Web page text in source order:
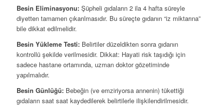
Besin Eliminasyonu:Şüpheli gıdaların 2 ila 4 hafta süreyle
diyetten tamamen çıkarılmasıdır. Bu süreçte gıdanın “iz miktarına”
bile dikkat edilmelidir.
Besin Yükleme Testi:Belirtiler düzeldikten sonra gıdanın
kontrollü şekilde verilmesidir. Dikkat: Hayati risk taşıdığı için
sadece hastane ortamında, uzman doktor gözetiminde
yapılmalıdır.
Besin Günlüğü:Bebeğin (ve emziriyorsa annenin) tükettiği
gıdaların saat saat kaydedilerek belirtilerle ilişkilendirilmesidir.